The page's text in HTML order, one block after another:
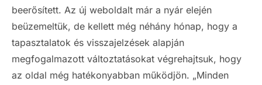
beerősített. Az új weboldalt már a nyár elején
beüzemeltük, de kellett még néhány hónap, hogy a
tapasztalatok és visszajelzések alapján
megfogalmazott változtatásokat végrehajtsuk, hogy
az oldal még hatékonyabban működjön. „Minden